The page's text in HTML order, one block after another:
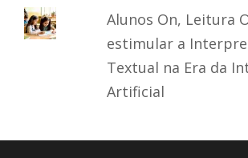
Alunos On, Leitura
estimular a
Textual na Era da
Artificial